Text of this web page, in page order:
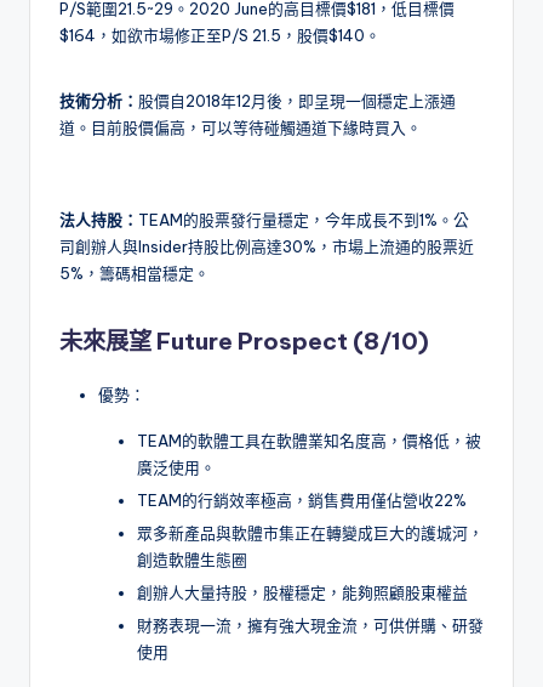
P/S範圍21.5~29。2020 June的高目標價$181，低目標價
$164，如欲市場修正至P/S 21.5，股價$140。
技術分析： 股價自2018年12月後，即呈現一個穩定上漲通
道。目前股價偏高，可以等待碰觸通道下緣時買入。
法人持股： TEAM的股票發行量穩定，今年成長不到1%。公
司創辦人與Insider持股比例高達30%，市場上流通的股票近
5%，籌碼相當穩定。
未來展望 Future Prospect (8/10)
優勢：
TEAM的軟體工具在軟體業知名度高，價格低，被
廣泛使用。
TEAM的行銷效率極高，銷售費用僅佔營收22%
眾多新產品與軟體市集正在轉變成巨大的護城河，
創造軟體生態圈
創辦人大量持股，股權穩定，能夠照顧股東權益
財務表現一流，擁有強大現金流，可供併購、研發
使用